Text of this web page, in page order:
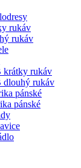
rukáv
rukáv
krátky rukáv
dlouhý rukáv
pánské
pánské